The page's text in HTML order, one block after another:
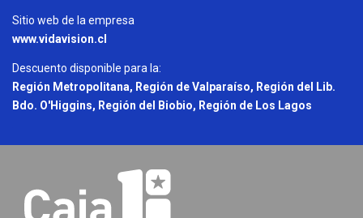
Sitio web de la empresa
www.vidavision.cl
Descuento disponible para la:
Región Metropolitana, Región de Valparaíso, Región del Lib.
Bdo. O'Higgins, Región del Biobio, Región de Los Lagos